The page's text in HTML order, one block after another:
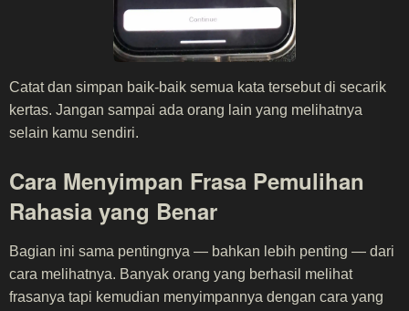
Catat dan simpan baik-baik semua kata tersebut di secarik
kertas. Jangan sampai ada orang lain yang melihatnya
selain kamu sendiri.
Cara Menyimpan Frasa Pemulihan
Rahasia yang Benar
Bagian ini sama pentingnya — bahkan lebih penting — dari
cara melihatnya. Banyak orang yang berhasil melihat
frasanya tapi kemudian menyimpannya dengan cara yang